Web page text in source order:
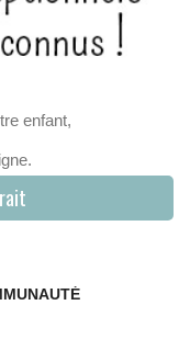
enfant,